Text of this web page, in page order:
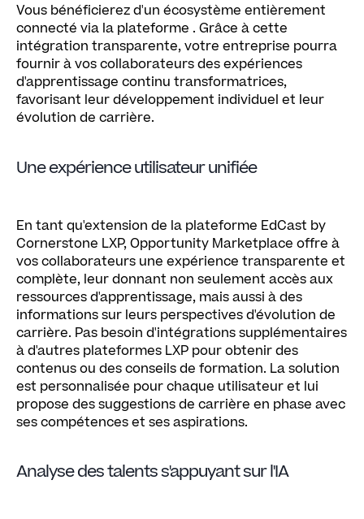
Vous bénéficierez d'un écosystème entièrement
connecté via la plateforme . Grâce à cette
intégration transparente, votre entreprise pourra
fournir à vos collaborateurs des expériences
d'apprentissage continu transformatrices,
favorisant leur développement individuel et leur
évolution de carrière.
Une expérience utilisateur unifiée
En tant qu'extension de la plateforme EdCast by
Cornerstone LXP, Opportunity Marketplace offre à
vos collaborateurs une expérience transparente et
complète, leur donnant non seulement accès aux
ressources d'apprentissage, mais aussi à des
informations sur leurs perspectives d'évolution de
carrière. Pas besoin d'intégrations supplémentaires
à d'autres plateformes LXP pour obtenir des
contenus ou des conseils de formation. La solution
est personnalisée pour chaque utilisateur et lui
propose des suggestions de carrière en phase avec
ses compétences et ses aspirations.
Analyse des talents s'appuyant sur l'IA